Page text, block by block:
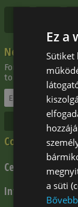
Newsletter
For updates
to our newsletter:
Contact
Central
Information:
Ez a
Sütiket
a süti